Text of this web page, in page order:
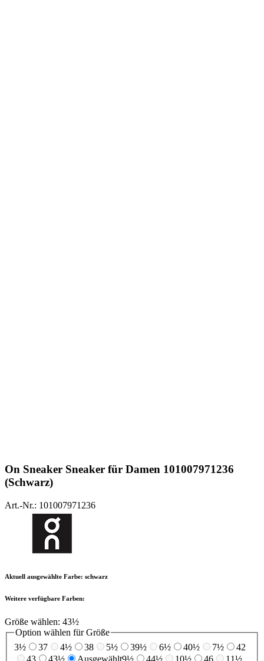
On Sneaker Sneaker für Damen 101007971236
(Schwarz)
Art.-Nr.: 101007971236
Aktuell ausgewählte Farbe: schwarz
Weitere verfügbare Farben:
Größe wählen: 43½
Option wählen für Größe
3½
37 4½ 38 5½ 39½ 6½ 40½ 7½
42